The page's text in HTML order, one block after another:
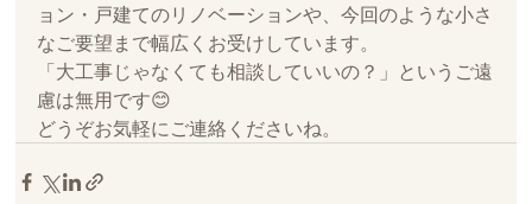
ョン・戸建てのリノベーションや、今回のような小さ
なご要望まで幅広くお受けしています。
「大工事じゃなくても相談していいの？」というご遠
慮は無用です😊
どうぞお気軽にご連絡くださいね。